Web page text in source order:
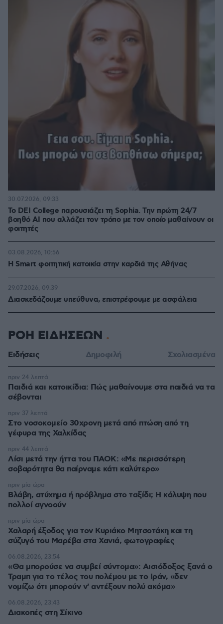
Το DEI College παρουσιάζει τη Sophia. Την πρώτη 24/7
βοηθό AI που αλλάζει τον τρόπο με τον οποίο μαθαίνουν οι
φοιτητές
30.07.2026, 09:33
Η Smart φοιτητική κατοικία στην καρδιά της Αθήνας
03.08.2026, 10:56
Διασκεδάζουμε υπεύθυνα, επιστρέφουμε με ασφάλεια
29.07.2026, 09:39
ΡΟΗ ΕΙΔΗΣΕΩΝ
Ειδήσεις Δημοφιλή Σχολιασμένα
Παιδιά και κατοικίδια: Πώς μαθαίνουμε στα παιδιά να τα
σέβονται
πριν 24 λεπτά
Στο νοσοκομείο 30χρονη μετά από πτώση από τη
γέφυρα της Χαλκίδας
πριν 37 λεπτά
Λίσι μετά την ήττα του ΠΑΟΚ: «Με περισσότερη
σοβαρότητα θα παίρναμε κάτι καλύτερο»
πριν 44 λεπτά
Βλάβη, ατύχημα ή πρόβλημα στο ταξίδι; Η κάλυψη που
πολλοί αγνοούν
πριν μία ώρα
Χαλαρή έξοδος για τον Κυριάκο Μητσοτάκη και τη
σύζυγό του Μαρέβα στα Χανιά, φωτογραφίες
πριν μία ώρα
«Θα μπορούσε να συμβεί σύντομα»: Αισιόδοξος ξανά ο
Τραμπ για το τέλος του πολέμου με το Ιράν, «δεν
νομίζω ότι μπορούν ν' αντέξουν πολύ ακόμα»
06.08.2026, 23:54
Διακοπές στη Σίκινο
06.08.2026, 23:43